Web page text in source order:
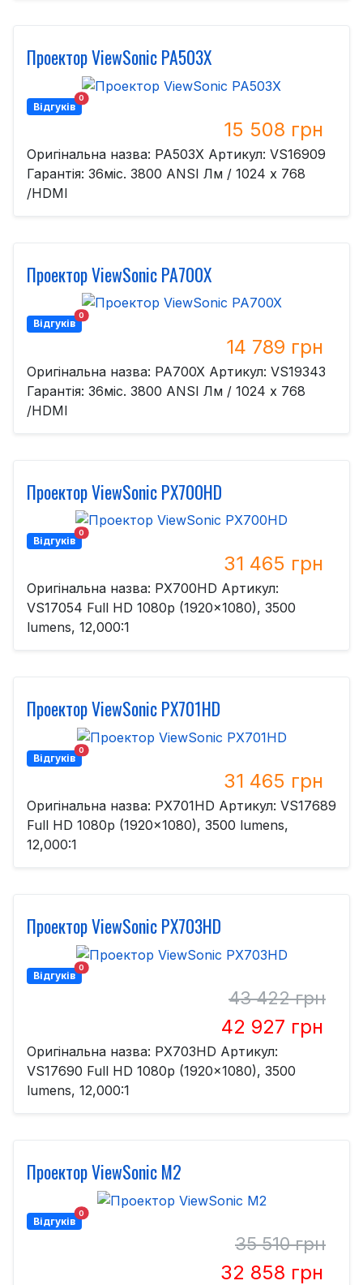
Проектор ViewSonic PA503X
Відгуків
0
15 508 грн
Оригінальна назва: PA503X Артикул: VS16909
Гарантія: 36міс. 3800 ANSI Лм / 1024 x 768
/HDMI
Проектор ViewSonic PA700X
Відгуків
0
14 789 грн
Оригінальна назва: PA700X Артикул: VS19343
Гарантія: 36міс. 3800 ANSI Лм / 1024 x 768
/HDMI
Проектор ViewSonic PХ700HD
Відгуків
0
31 465 грн
Оригінальна назва: PХ700HD Артикул:
VS17054 Full HD 1080p (1920x1080), 3500
lumens, 12,000:1
Проектор ViewSonic PХ701HD
Відгуків
0
31 465 грн
Оригінальна назва: PХ701HD Артикул: VS17689
Full HD 1080p (1920x1080), 3500 lumens,
12,000:1
Проектор ViewSonic PХ703HD
Відгуків
0
43 422 грн
42 927 грн
Оригінальна назва: PХ703HD Артикул:
VS17690 Full HD 1080p (1920x1080), 3500
lumens, 12,000:1
Проектор ViewSonic M2
Відгуків
0
35 510 грн
32 858 грн